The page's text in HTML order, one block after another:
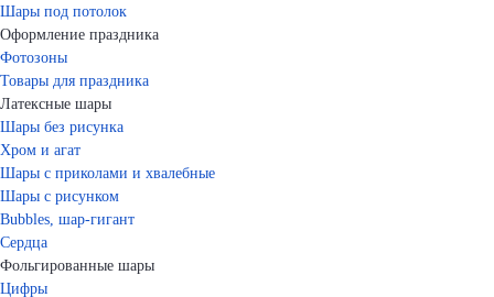
Шары под потолок
Оформление праздника
Фотозоны
Товары для праздника
Латексные шары
Шары без рисунка
Хром и агат
Шары с приколами и хвалебные
Шары с рисунком
Bubbles, шар-гигант
Сердца
Фольгированные шары
Цифры